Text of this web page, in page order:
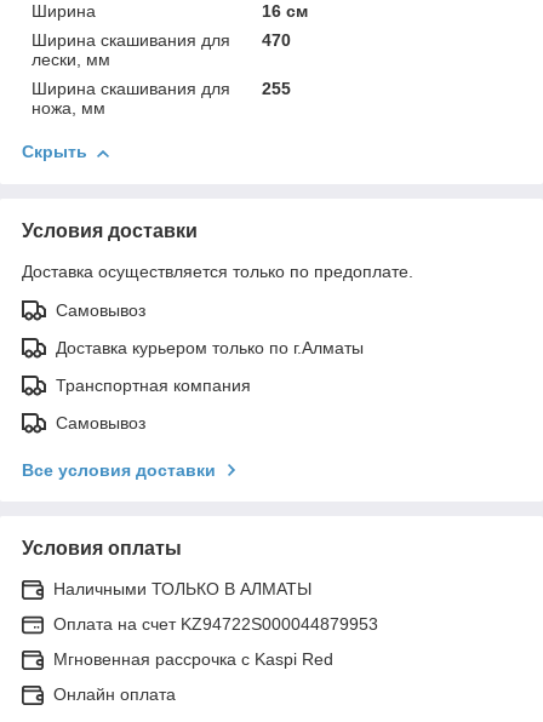
Ширина
16 см
Ширина скашивания для
лески, мм
470
Ширина скашивания для
ножа, мм
255
Скрыть
Условия доставки
Доставка осуществляется только по предоплате.
Самовывоз
Доставка курьером только по г.Алматы
Транспортная компания
Самовывоз
Все условия доставки
Условия оплаты
Наличными ТОЛЬКО В АЛМАТЫ
Оплата на счет KZ94722S000044879953
Мгновенная рассрочка с Kaspi Red
Онлайн оплата